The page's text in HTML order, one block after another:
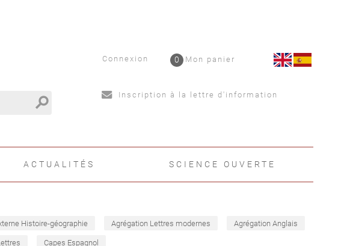
search
Connexion Mon panier
0
Inscription à la lettre d'information
ACTUALITÉS SCIENCE OUVERTE
Histoire-géographie Agrégation Lettres modernes Agrégation Anglais
Capes Espagnol